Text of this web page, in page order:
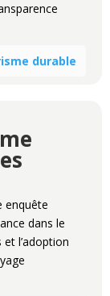
durable
enquête
dans le
l’adoption